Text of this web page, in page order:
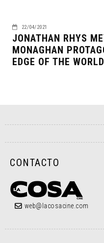
22/04/2021
JONATHAN RHYS
MONAGHAN
EDGE OF THE WORLD
CONTACTO
web@lacosacine.com